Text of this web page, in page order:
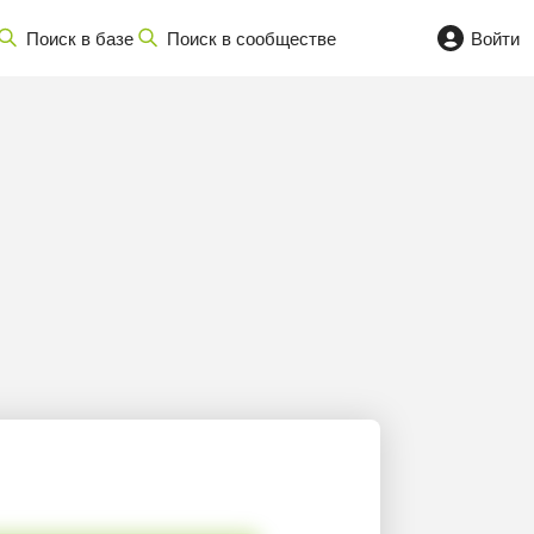
Поиск в базе Поиск в сообществе Войти